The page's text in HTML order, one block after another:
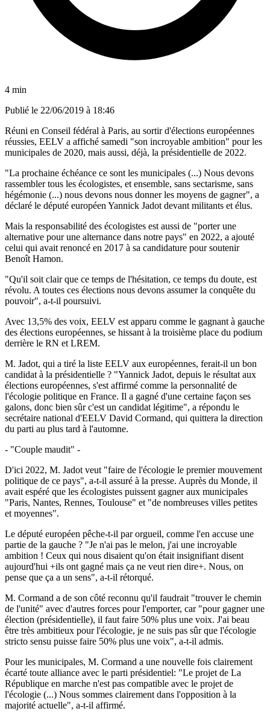
4 min
Publié le 22/06/2019 à 18:46
Réuni en Conseil fédéral à Paris, au sortir d'élections européennes
réussies, EELV a affiché samedi "son incroyable ambition" pour les
municipales de 2020, mais aussi, déjà, la présidentielle de 2022.
"La prochaine échéance ce sont les municipales (...) Nous devons
rassembler tous les écologistes, et ensemble, sans sectarisme, sans
hégémonie (...) nous devons nous donner les moyens de gagner", a
déclaré le député européen Yannick Jadot devant militants et élus.
Mais la responsabilité des écologistes est aussi de "porter une
alternative pour une alternance dans notre pays" en 2022, a ajouté
celui qui avait renoncé en 2017 à sa candidature pour soutenir
Benoît Hamon.
"Qu'il soit clair que ce temps de l'hésitation, ce temps du doute, est
révolu. A toutes ces élections nous devons assumer la conquête du
pouvoir", a-t-il poursuivi.
Avec 13,5% des voix, EELV est apparu comme le gagnant à gauche
des élections européennes, se hissant à la troisième place du podium
derrière le RN et LREM.
M. Jadot, qui a tiré la liste EELV aux européennes, ferait-il un bon
candidat à la présidentielle ? "Yannick Jadot, depuis le résultat aux
élections européennes, s'est affirmé comme la personnalité de
l'écologie politique en France. Il a gagné d'une certaine façon ses
galons, donc bien sûr c'est un candidat légitime", a répondu le
secrétaire national d'EELV David Cormand, qui quittera la direction
du parti au plus tard à l'automne.
- "Couple maudit" -
D'ici 2022, M. Jadot veut "faire de l'écologie le premier mouvement
politique de ce pays", a-t-il assuré à la presse. Auprès du Monde, il
avait espéré que les écologistes puissent gagner aux municipales
"Paris, Nantes, Rennes, Toulouse" et "de nombreuses villes petites
et moyennes".
Le député européen pêche-t-il par orgueil, comme l'en accuse une
partie de la gauche ? "Je n'ai pas le melon, j'ai une incroyable
ambition ! Ceux qui nous disaient qu'on était insignifiant disent
aujourd'hui +ils ont gagné mais ça ne veut rien dire+. Nous, on
pense que ça a un sens", a-t-il rétorqué.
M. Cormand a de son côté reconnu qu'il faudrait "trouver le chemin
de l'unité" avec d'autres forces pour l'emporter, car "pour gagner une
élection (présidentielle), il faut faire 50% plus une voix. J'ai beau
être très ambitieux pour l'écologie, je ne suis pas sûr que l'écologie
stricto sensu puisse faire 50% plus une voix", a-t-il admis.
Pour les municipales, M. Cormand a une nouvelle fois clairement
écarté toute alliance avec le parti présidentiel: "Le projet de La
République en marche n'est pas compatible avec le projet de
l'écologie (...) Nous sommes clairement dans l'opposition à la
majorité actuelle", a-t-il affirmé.